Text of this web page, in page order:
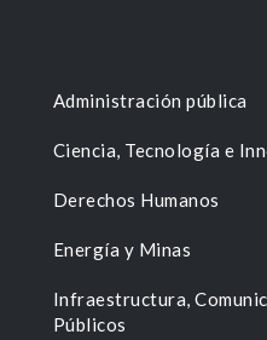
Administración pública
Ciencia, Tecnología e
Derechos Humanos
Energía y Minas
Infraestructura,
Públicos